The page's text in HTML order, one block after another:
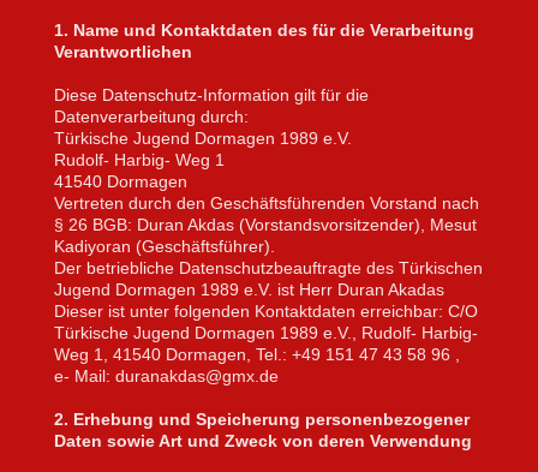
1. Name und Kontaktdaten des für die Verarbeitung
Verantwortlichen
Diese Datenschutz-Information gilt für die
Datenverarbeitung durch:
Türkische Jugend Dormagen 1989 e.V.
Rudolf- Harbig- Weg 1
41540 Dormagen
Vertreten durch den Geschäftsführenden Vorstand nach
§ 26 BGB: Duran Akdas (Vorstandsvorsitzender), Mesut
Kadiyoran (Geschäftsführer).
Der betriebliche Datenschutzbeauftragte des Türkischen
Jugend Dormagen 1989 e.V. ist Herr Duran Akadas
Dieser ist unter folgenden Kontaktdaten erreichbar: C/O
Türkische Jugend Dormagen 1989 e.V., Rudolf- Harbig-
Weg 1, 41540 Dormagen, Tel.: +49 151 47 43 58 96 ,
e- Mail: duranakdas@gmx.de
2. Erhebung und Speicherung personenbezogener
Daten sowie Art und Zweck von deren Verwendung